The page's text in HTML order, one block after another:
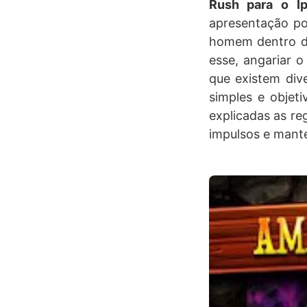
Rush para o
apresentação
homem dentro
esse, angariar
que existem
simples e
explicadas as
impulsos e